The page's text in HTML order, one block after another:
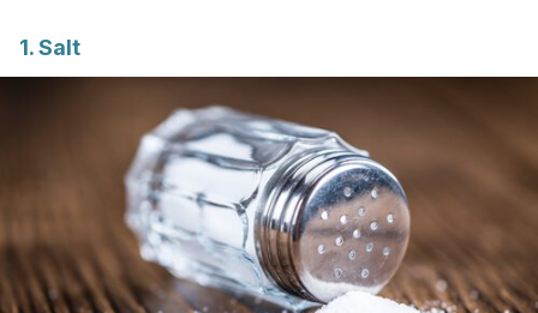
1. Salt